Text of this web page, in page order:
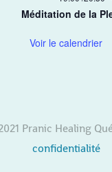
Méditation de la
Voir le calendrier
Pranic Healing
confidentialité